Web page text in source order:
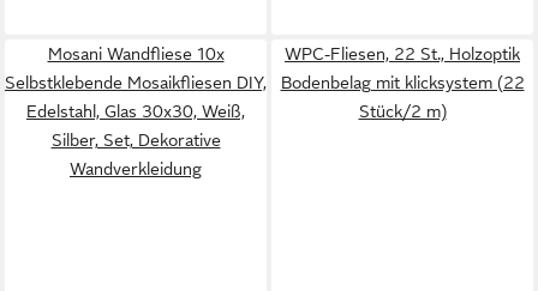
Mosani Wandfliese 10x
Selbstklebende Mosaikfliesen DIY,
Edelstahl, Glas 30x30, Weiß,
Silber, Set, Dekorative
Wandverkleidung
WPC-Fliesen, 22 St., Holzoptik
Bodenbelag mit klicksystem (22
Stück/2 m)